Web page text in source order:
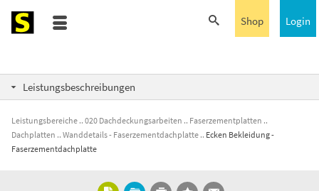
Login
Shop
Leistungsbeschreibungen
Leistungsbereiche 020 Dachdeckungsarbeiten
Faserzementplatten
Dachplatten
Wanddetails - Faserzementdachplatte
Ecken Bekleidung -
Faserzementdachplatte